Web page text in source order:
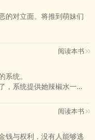
》
，誓让仇人生不如死，
害她的人，通通都要付出
】
她吗？
而这个男人，却尽如炽烈
也融化了她的心灵。
，替她撑场子······
错。
子，放肆、桀骜。
了这个看似普通的女人。
通化作了柔情似水。
能不偿还呢？
黛的目光，灼灼如火。
吐出，摄人心魄，“青黛，
的对立面。将推到萌妹们
和我们一起洗吧......”
一号......”
......”
就叫做推倒吗......”
阅读本书
系统。
，系统提供她辣椒水一
统提供衣服一件，世界顶
裙，穿吧，冻不死你才
统穿越到了那个战乱纷飞
阅读本书
钱与权利，没有人能够逃